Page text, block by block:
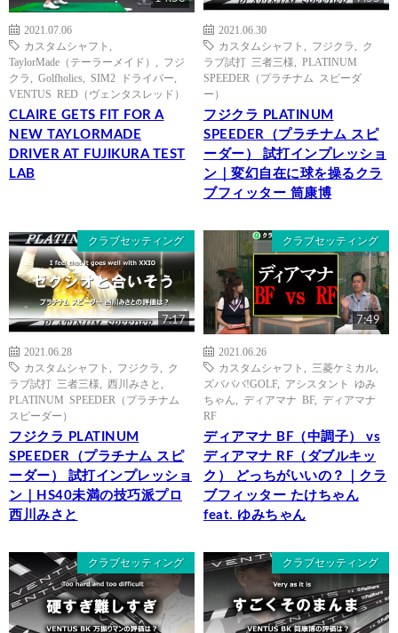
2021.07.06
カスタムシャフト
TaylorMade（テーラーメイド）
フジ
クラ
Golfholics SIM2 ドライバー
VENTUS RED（ヴェンタスレッド）
CLAIRE GETS FIT FOR A
NEW TAYLORMADE
DRIVER AT FUJIKURA TEST
LAB
2021.06.30
カスタムシャフト
フジクラ
ク
ラブ試打 三者三様
PLATINUM
SPEEDER（プラチナム スピーダ
ー）
フジクラ PLATINUM
SPEEDER（プラチナム スピ
ーダー） 試打インプレッショ
ン｜変幻自在に球を操るクラ
ブフィッター 筒康博
クラブセッティング
7:17
2021.06.28
カスタムシャフト
フジクラ
ク
ラブ試打 三者三様
西川みさと
PLATINUM SPEEDER（プラチナム
スピーダー）
フジクラ PLATINUM
SPEEDER（プラチナム スピ
ーダー） 試打インプレッショ
ン｜HS40未満の技巧派プロ
西川みさと
クラブセッティング
7:49
2021.06.26
カスタムシャフト
三菱ケミカル
ズバババ!GOLF, アシスタント ゆみ
ちゃん
ディアマナ BF, ディアマナ
RF
ディアマナ BF（中調子） vs
ディアマナ RF（ダブルキッ
ク） どっちがいいの？｜クラ
ブフィッター たけちゃん
feat. ゆみちゃん
クラブセッティング クラブセッティング